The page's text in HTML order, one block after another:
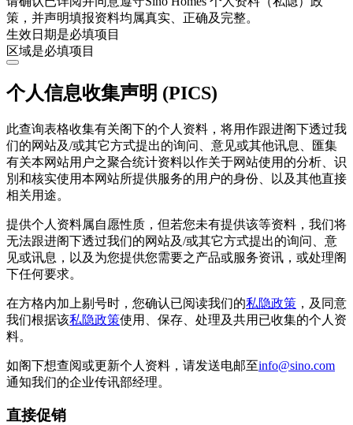
策，并声明填报资料均属真实、正确及完整。
生效日期是必填项目
区域是必填项目
个人信息收集声明 (PICS)
此查询表格收集有关阁下的个人资料，将用作跟进阁下透过我
们的网站及/或其它方式提出的询问、意见或其他讯息、匯集
有关本网站用户之聚合统计资料以作关于网站使用的分析、识
別和核实使用本网站所提供服务的用户的身份、以及其他直接
相关用途。
提供个人资料属自愿性质，但若您未有提供该等资料，我们将
无法跟进阁下透过我们的网站及/或其它方式提出的询问、意
见或讯息，以及为您提供您需要之产品或服务资讯，或处理阁
下任何要求。
在方格内加上剔号时，您确认已阅读我们的私隐政策 ，及同意
我们根据该私隐政策使用、保存、处理及共用已收集的个人资
料。
如阁下想查阅或更新个人资料，请发送电邮至info@sino.com
通知我们的企业传讯部经理。
直接促销